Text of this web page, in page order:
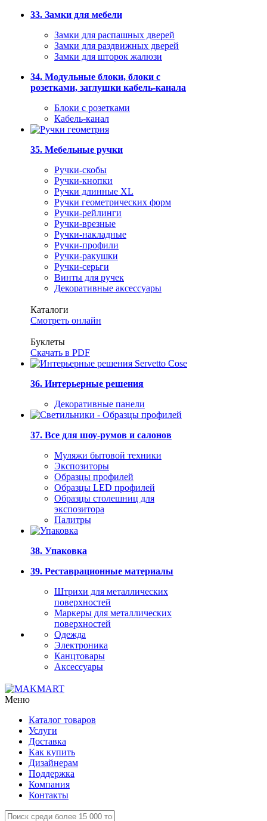
33. Замки для мебели
Замки для распашных дверей
Замки для раздвижных дверей
Замки для шторок жалюзи
34. Модульные блоки, блоки с
розетками, заглушки кабель-канала
Блоки с розетками
Кабель-канал
35. Мебельные ручки
Ручки-скобы
Ручки-кнопки
Ручки длинные XL
Ручки геометрических форм
Ручки-рейлинги
Ручки-врезные
Ручки-накладные
Ручки-профили
Ручки-ракушки
Ручки-серьги
Винты для ручек
Декоративные аксессуары
Каталоги
Смотреть онлайн
Буклеты
Скачать в PDF
36. Интерьерные решения
Декоративные панели
37. Все для шоу-румов и салонов
Муляжи бытовой техники
Экспозиторы
Образцы профилей
Образцы LED профилей
Образцы столешниц для
экспозитора
Палитры
38. Упаковка
39. Реставрационные материалы
Штрихи для металлических
поверхностей
Маркеры для металлических
поверхностей
Одежда
Электроника
Канцтовары
Аксессуары
Меню
Каталог товаров
Услуги
Доставка
Как купить
Дизайнерам
Поддержка
Компания
Контакты